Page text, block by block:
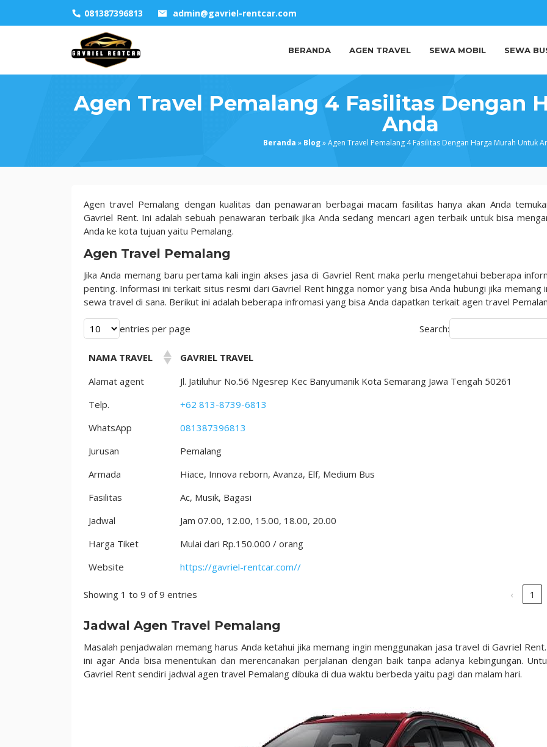
081387396813 admin@gavriel-rentcar.com
BERANDA AGEN TRAVEL SEWA MOBIL SEWA
Agen Travel Pemalang 4 Fasilitas Dengan
Anda
Beranda » Blog»Agen Travel Pemalang 4 Fasilitas Dengan Harga Murah Untuk
Agen
Travel
Pemalang
Fasilitas
Dengan
Harga
Murah
Anda
Agen travel Pemalang dengan kualitas dan penawaran berbagai macam fasilitas hanya akan Anda
Gavriel Rent. Ini adalah sebuah penawaran terbaik jika Anda sedang mencari agen terbaik untuk bisa
Anda ke kota tujuan yaitu Pemalang.
Agen Travel Pemalang
Jika Anda memang baru pertama kali ingin akses jasa di Gavriel Rent maka perlu mengetahui beberapa
penting. Informasi ini terkait situs resmi dari Gavriel Rent hingga nomor yang bisa Anda hubungi jika memang
sewa travel di sana. Berikut ini adalah beberapa infromasi yang bisa Anda dapatkan terkait agen travel
entries per page Search:
NAMA TRAVEL
GAVRIEL TRAVEL
Alamat agent
Jl. Jatiluhur No.56 Ngesrep Kec Banyumanik Kota Semarang Jawa Tengah 50261
Telp.
+62 813-8739-6813
WhatsApp
081387396813
Jurusan
Pemalang
Armada
Hiace, Innova reborn, Avanza, Elf, Medium Bus
Fasilitas
Ac, Musik, Bagasi
Jadwal
Jam 07.00, 12.00, 15.00, 18.00, 20.00
Harga Tiket
Mulai dari Rp.150.000 / orang
Website
https://gavriel-rentcar.com//
Showing 1 to 9 of 9 entries ‹ 1
Jadwal Agen Travel Pemalang
Masalah penjadwalan memang harus Anda ketahui jika memang ingin menggunakan jasa travel di Gavriel
ini agar Anda bisa menentukan dan merencanakan perjalanan dengan baik tanpa adanya kebingungan.
Gavriel Rent sendiri jadwal agen travel Pemalang dibuka di dua waktu berbeda yaitu pagi dan malam hari.